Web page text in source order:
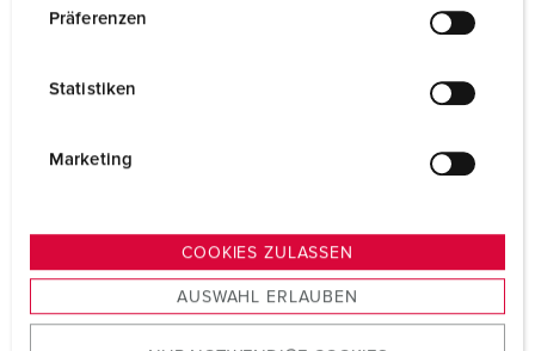
s
u
Präferenzen
Statistiken
Marketing
COOKIES ZULASSEN
AUSWAHL ERLAUBEN